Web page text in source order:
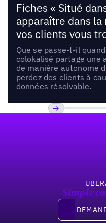
Fiches « Situé
apparaître dans
vos clients vous
Que se passe-t-il
colokalisé partage une
de manière autonome
perdez des clients à
données résolvable.
Simple
Demandez